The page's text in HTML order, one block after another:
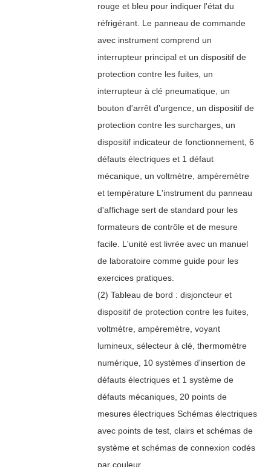
rouge et bleu pour indiquer l'état du
réfrigérant. Le panneau de commande
avec instrument comprend un
interrupteur principal et un dispositif de
protection contre les fuites, un
interrupteur à clé pneumatique, un
bouton d'arrêt d'urgence, un dispositif de
protection contre les surcharges, un
dispositif indicateur de fonctionnement, 6
défauts électriques et 1 défaut
mécanique, un voltmètre, ampèremètre
et température L'instrument du panneau
d'affichage sert de standard pour les
formateurs de contrôle et de mesure
facile. L'unité est livrée avec un manuel
de laboratoire comme guide pour les
exercices pratiques.
(2) Tableau de bord : disjoncteur et
dispositif de protection contre les fuites,
voltmètre, ampèremètre, voyant
lumineux, sélecteur à clé, thermomètre
numérique, 10 systèmes d'insertion de
défauts électriques et 1 système de
défauts mécaniques, 20 points de
mesures électriques Schémas électriques
avec points de test, clairs et schémas de
système et schémas de connexion codés
par couleur.